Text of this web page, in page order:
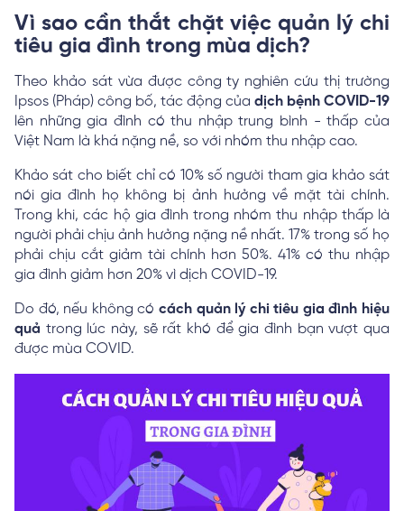
Vì sao cần thắt chặt việc quản lý chi
tiêu gia đình trong mùa dịch?
Theo khảo sát vừa được công ty nghiên cứu thị trường
Ipsos (Pháp) công bố, tác động của dịch bệnh COVID-19
lên những gia đình có thu nhập trung bình - thấp của
Việt Nam là khá nặng nề, so với nhóm thu nhập cao.
Khảo sát cho biết chỉ có 10% số người tham gia khảo sát
nói gia đình họ không bị ảnh hưởng về mặt tài chính.
Trong khi, các hộ gia đình trong nhóm thu nhập thấp là
người phải chịu ảnh hưởng nặng nề nhất. 17% trong số họ
phải chịu cắt giảm tài chính hơn 50%. 41% có thu nhập
gia đình giảm hơn 20% vì dịch COVID-19.
Do đó, nếu không có cách quản lý chi tiêu gia đình hiệu
quả trong lúc này, sẽ rất khó để gia đình bạn vượt qua
được mùa COVID.